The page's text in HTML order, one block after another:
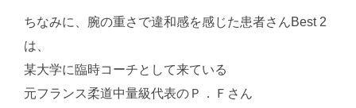
ちなみに、腕の重さで違和感を感じた患者さんBest 2
は、
某大学に臨時コーチとして来ている
元フランス柔道中量級代表のＰ．Ｆさん